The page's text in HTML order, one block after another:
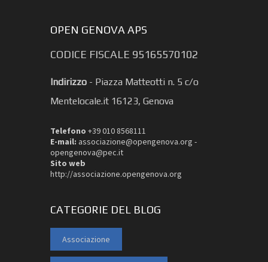
OPEN GENOVA APS
CODICE FISCALE 95165570102
Indirizzo - Piazza Matteotti n. 5 c/o
Mentelocale.it 16123, Genova
Telefono +39 010 8568111
E-mail: associazione@opengenova.org -
opengenova@pec.it
Sito web
http://associazione.opengenova.org
CATEGORIE DEL BLOG
Associazione